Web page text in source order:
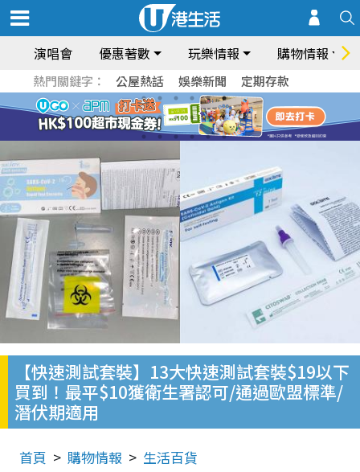
演唱會 優惠著數 玩樂情報 購物情報
熱門關鍵字： 公屋熱話 娛樂新聞 定期存款
【快速測試套裝】13大快速測試套裝$19以下
買到！最平$10獲衛生署認可/通過歐盟標準/
潛伏期適用
首頁 購物情報 生活百貨